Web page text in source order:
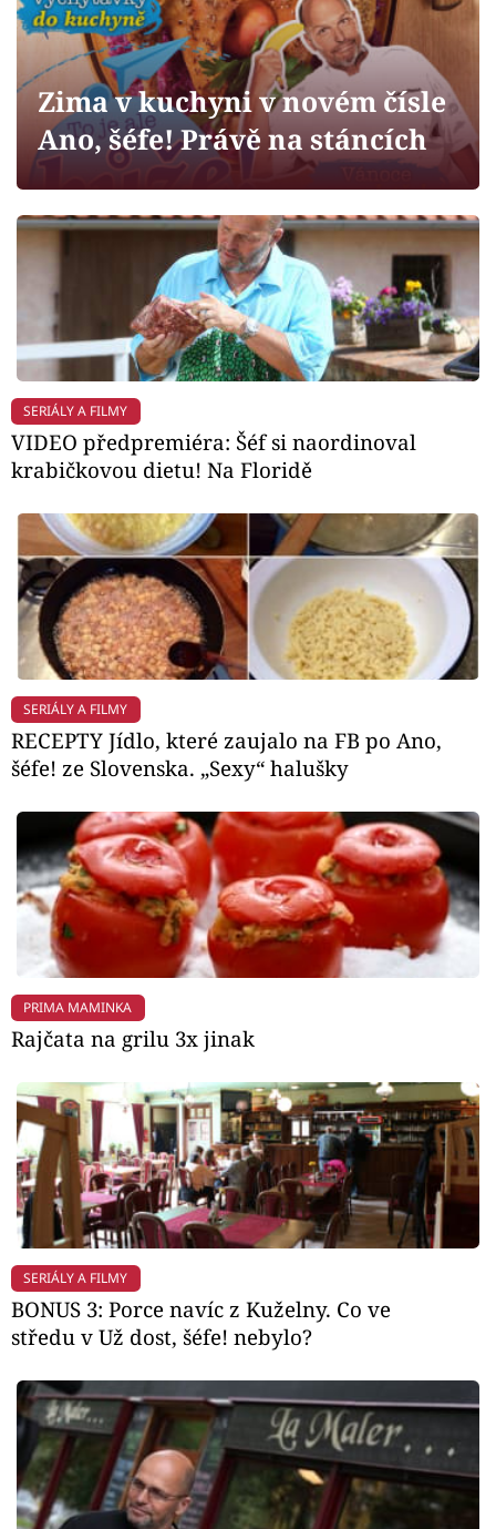
Sledujte prima+
Filmový festival Karlovy Vary
Pořady
Mámy sobě
Přihlášení
Sledujte nás
Zima v kuchyni v novém čísle
Ano, šéfe! Právě na stáncích
SERIÁLY A FILMY
VIDEO předpremiéra: Šéf si naordinoval
krabičkovou dietu! Na Floridě
SERIÁLY A FILMY
RECEPTY Jídlo, které zaujalo na FB po Ano,
šéfe! ze Slovenska. „Sexy“ halušky
PRIMA MAMINKA
Rajčata na grilu 3x jinak
SERIÁLY A FILMY
BONUS 3: Porce navíc z Kuželny. Co ve
středu v Už dost, šéfe! nebylo?